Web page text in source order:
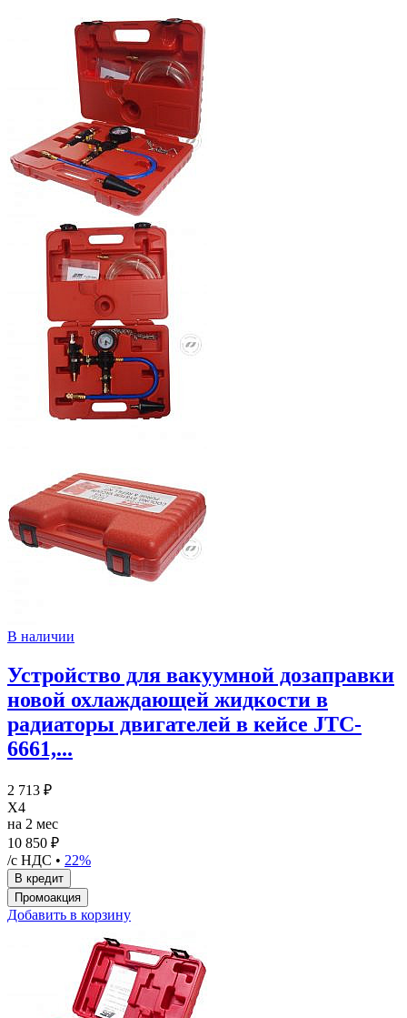
В наличии
Устройство для вакуумной дозаправки
новой охлаждающей жидкости в
радиаторы двигателей в кейсе JTC-
6661,...
2 713 ₽
X4
на 2 мес
10 850 ₽
/с НДС • 22%
Добавить в корзину